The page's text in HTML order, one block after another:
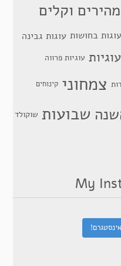
וקלים
עוגות בחושות עוגות גבינה
עוגיות עוגיות פרווה
צמחוני קינוחים
שבועות שוקולד